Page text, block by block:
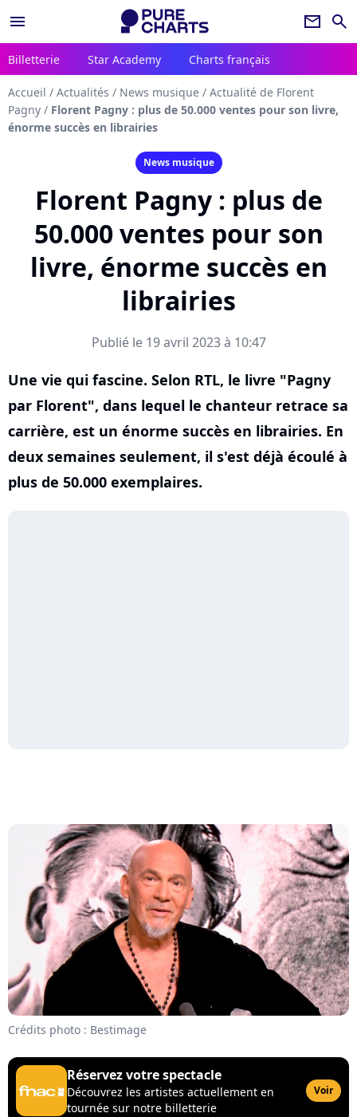
menu newsletter search
Billetterie Star Academy Charts français
Accueil / Actualités / News musique / Actualité de Florent
Pagny / Florent Pagny : plus de 50.000 ventes pour son livre,
énorme succès en librairies
News musique
Florent Pagny : plus de
50.000 ventes pour son
livre, énorme succès en
librairies
Publié le 19 avril 2023 à 10:47
Une vie qui fascine. Selon RTL, le livre "Pagny
par Florent", dans lequel le chanteur retrace sa
carrière, est un énorme succès en librairies. En
deux semaines seulement, il s'est déjà écoulé à
plus de 50.000 exemplaires.
Crédits photo : Bestimage
Réservez votre spectacle
Découvrez les artistes actuellement en
tournée sur notre billetterie
Voir